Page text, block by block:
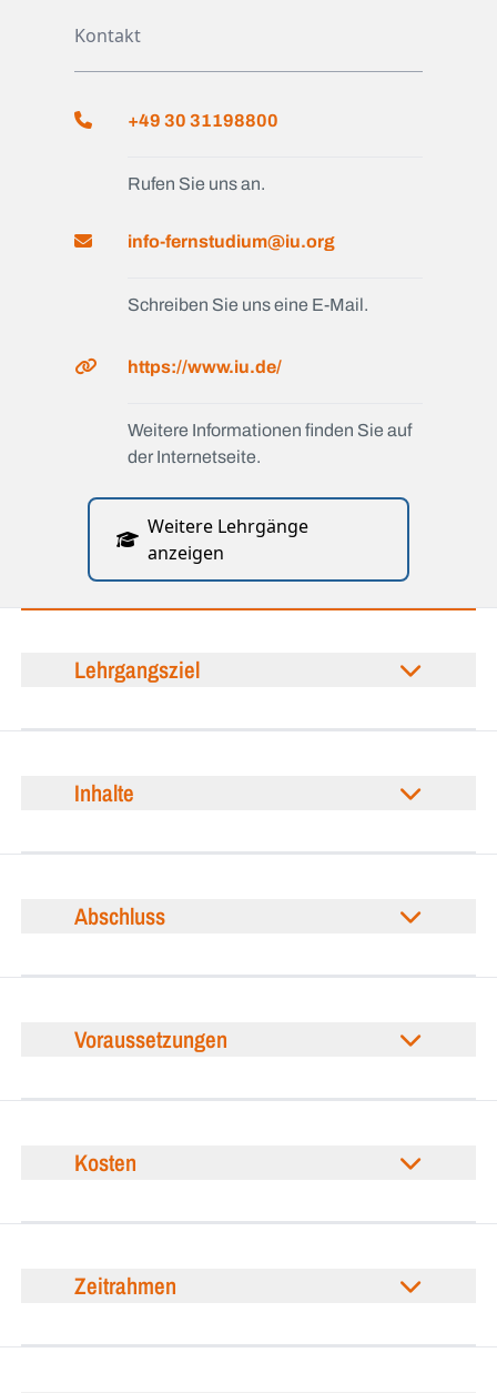
Kontakt
+49 30 31198800
Rufen Sie uns an.
info-fernstudium@iu.org
Schreiben Sie uns eine E-Mail.
https://www.iu.de/
Weitere Informationen finden Sie auf
der Internetseite.
Weitere Lehrgänge
anzeigen
Lehrgangsziel
Inhalte
Abschluss
Voraussetzungen
Kosten
Zeitrahmen